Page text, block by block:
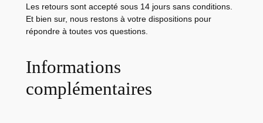
e
c
r
d
Les retours sont accepté sous 14 jours sans conditions.
Et bien sur, nous restons à votre dispositions pour
répondre à toutes vos questions.
Informations
complémentaires